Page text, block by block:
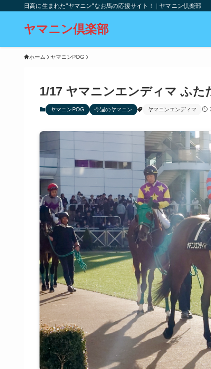
日高に生まれた"ヤマニン"なお馬の応援サイト！ | ヤマニン倶楽部
ヤマニン倶楽部
ホーム ヤマニンPOG
1/17 ヤマニンエンディマ ふ
ヤマニンPOG 今週のヤマニン ヤマニンエンディマ